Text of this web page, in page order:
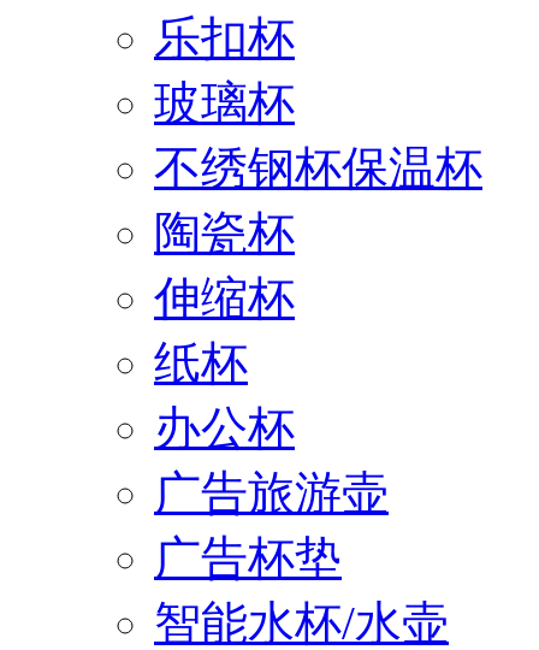
乐扣杯
玻璃杯
不绣钢杯保温杯
陶瓷杯
伸缩杯
纸杯
办公杯
广告旅游壶
广告杯垫
智能水杯/水壶